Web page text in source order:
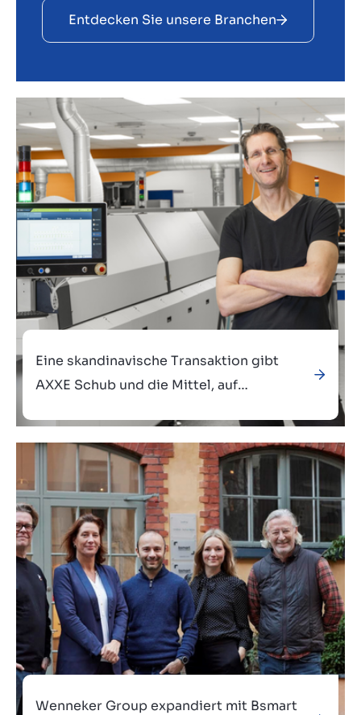
Entdecken Sie unsere Branchen
Eine skandinavische Transaktion gibt
AXXE Schub und die Mittel, auf
Verkauft an
Wenneker Group expandiert mit Bsmart